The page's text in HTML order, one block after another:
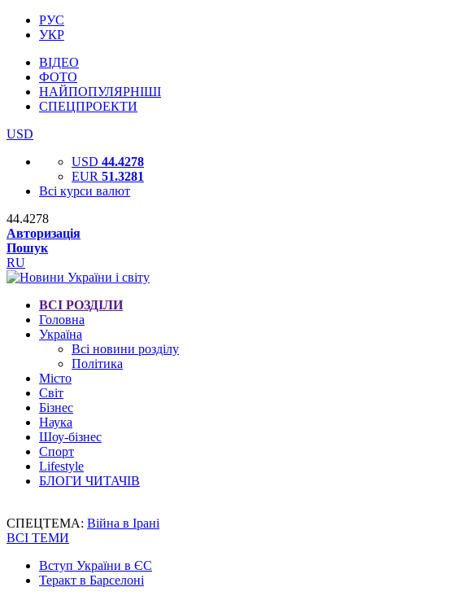
РУС
УКР
ВІДЕО
ФОТО
НАЙПОПУЛЯРНІШІ
СПЕЦПРОЕКТИ
USD
USD 44.4278
EUR 51.3281
Всі курси валют
44.4278
Авторизація
Пошук
RU
ВСІ РОЗДІЛИ
Головна
Україна
Всі новини розділу
Політика
Місто
Світ
Бізнес
Наука
Шоу-бізнес
Спорт
Lifestyle
БЛОГИ ЧИТАЧІВ
СПЕЦТЕМА: Війна в Ірані
ВСІ ТЕМИ
Вступ України в ЄС
Теракт в Барселоні